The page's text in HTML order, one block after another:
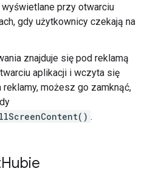
przy otwarciu
gdy użytkownicy czekają na
znajduje się pod reklamą
aplikacji i wczyta się
możesz go zamknąć,
.
Hubie